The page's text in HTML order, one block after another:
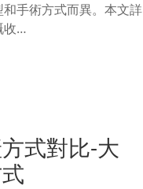
手術方式而異。本文詳
收…
式對比-大